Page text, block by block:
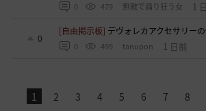
0 479 無敵で踊り狂う女 1
0
[自由掲示板] デヴォレカアクセサリー
0 499 tanupon 1 日前
1 2 3 4 5 6 7 8